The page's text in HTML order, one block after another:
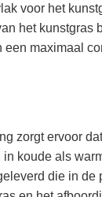
voor het
het kunstgras
maximaal
zorgt ervoor
koude als
die in de